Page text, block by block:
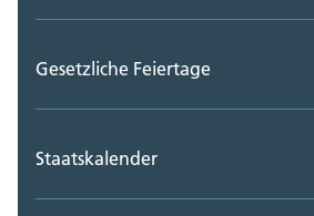
Gesetzliche Feiertage
Staatskalender